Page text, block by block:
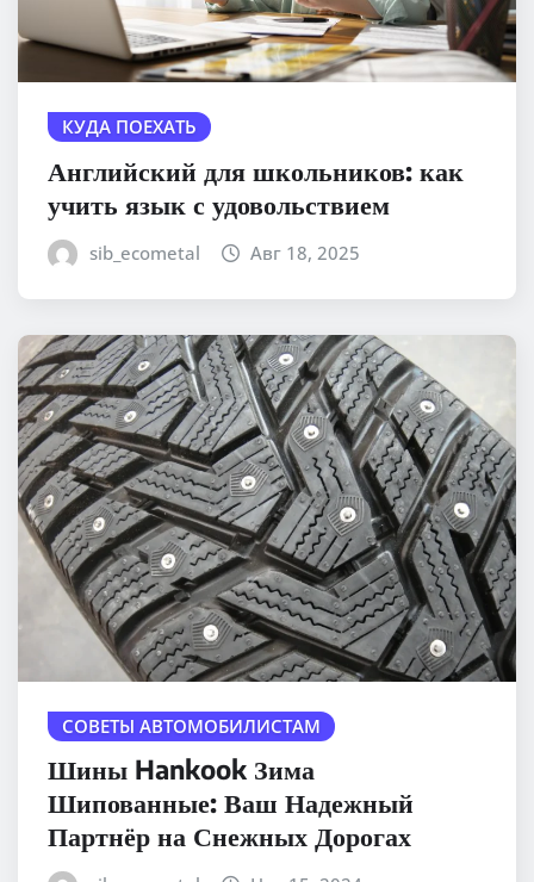
КУДА ПОЕХАТЬ
Английский для школьников: как
учить язык с удовольствием
sib_ecometal Авг 18, 2025
СОВЕТЫ АВТОМОБИЛИСТАМ
Шины Hankook Зима
Шипованные: Ваш Надежный
Партнёр на Снежных Дорогах